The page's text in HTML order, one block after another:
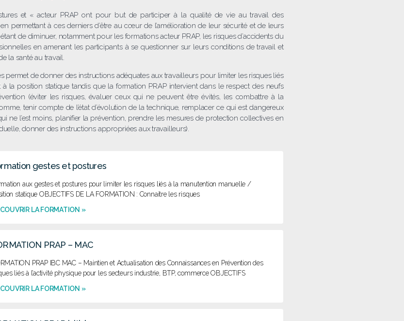
et « acteur PRAP ont pour but de participer à la qualité de vie au travail des
permettant à ces derniers d’être au cœur de l’amélioration de leur sécurité et de leurs
de diminuer, notamment pour les formations acteur PRAP, les risques d’accidents du
en amenant les participants à se questionner sur leurs conditions de travail et
la santé au travail.
permet de donner des instructions adéquates aux travailleurs pour limiter les risques liés
la position statique tandis que la formation PRAP intervient dans le respect des neufs
(éviter les risques, évaluer ceux qui ne peuvent être évités, les combattre à la
tenir compte de l’état d’évolution de la technique, remplacer ce qui est dangereux
ne l’est moins, planifier la prévention, prendre les mesures de protection collectives en
donner des instructions appropriées aux travailleurs).
gestes et postures
aux gestes et postures pour limiter les risques liés à la manutention manuelle /
statique OBJECTIFS DE LA FORMATION : Connaitre les risques
LA FORMATION »
PRAP – MAC
PRAP IBC MAC – Maintien et Actualisation des Connaissances en Prévention des
liés à l’activité physique pour les secteurs industrie, BTP, commerce OBJECTIFS
LA FORMATION »